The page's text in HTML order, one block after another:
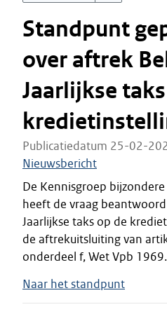
Standpunt
over aftrek
Jaarlijkse
Publicatiedatum 25-02-
Nieuwsbericht
De Kennisgroep
heeft de vraag
Jaarlijkse taks op de
de aftrekuitsluiting van
onderdeel f, Wet Vpb 1969.
Naar het standpunt